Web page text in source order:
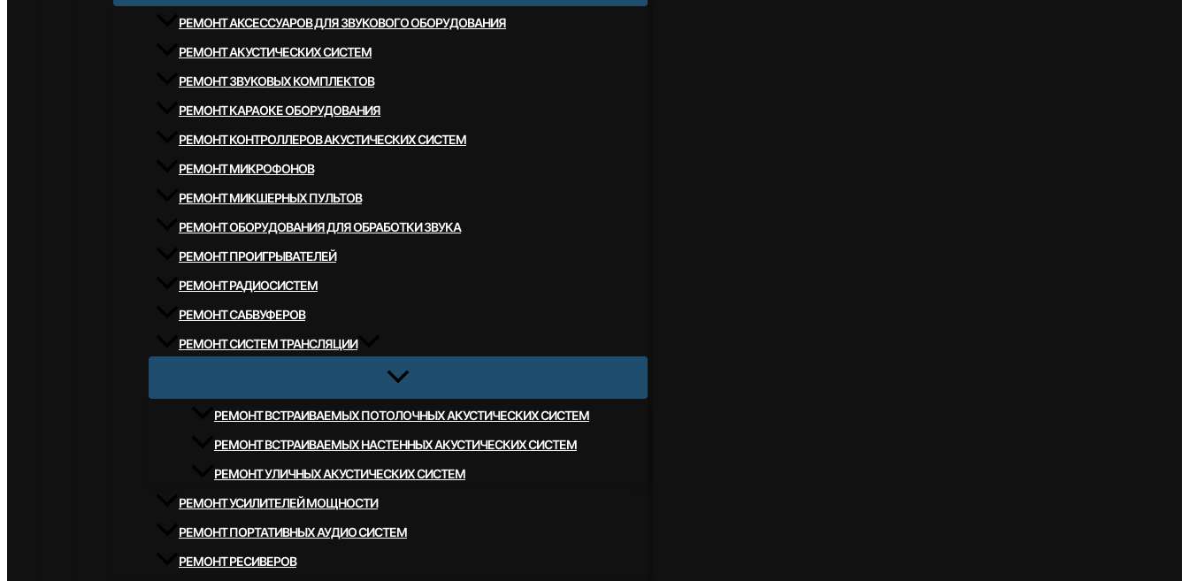
РЕМОНТ АКСЕССУАРОВ ДЛЯ ЗВУКОВОГО ОБОРУДОВАНИЯ
РЕМОНТ АКУСТИЧЕСКИХ СИСТЕМ
РЕМОНТ ЗВУКОВЫХ КОМПЛЕКТОВ
РЕМОНТ КАРАОКЕ ОБОРУДОВАНИЯ
РЕМОНТ КОНТРОЛЛЕРОВ АКУСТИЧЕСКИХ СИСТЕМ
РЕМОНТ МИКРОФОНОВ
РЕМОНТ МИКШЕРНЫХ ПУЛЬТОВ
РЕМОНТ ОБОРУДОВАНИЯ ДЛЯ ОБРАБОТКИ ЗВУКА
РЕМОНТ ПРОИГРЫВАТЕЛЕЙ
РЕМОНТ РАДИОСИСТЕМ
РЕМОНТ САБВУФЕРОВ
РЕМОНТ СИСТЕМ ТРАНСЛЯЦИИ
РЕМОНТ ВСТРАИВАЕМЫХ ПОТОЛОЧНЫХ АКУСТИЧЕСКИХ СИСТЕМ
РЕМОНТ ВСТРАИВАЕМЫХ НАСТЕННЫХ АКУСТИЧЕСКИХ СИСТЕМ
РЕМОНТ УЛИЧНЫХ АКУСТИЧЕСКИХ СИСТЕМ
РЕМОНТ УСИЛИТЕЛЕЙ МОЩНОСТИ
РЕМОНТ ПОРТАТИВНЫХ АУДИО СИСТЕМ
РЕМОНТ РЕСИВЕРОВ